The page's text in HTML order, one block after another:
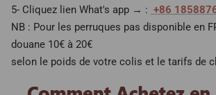
5- Cliquez lien What's app → : +86
NB : Pour les perruques pas disponible en
douane 10€ à 20€
selon le poids de votre colis et le tarifs de